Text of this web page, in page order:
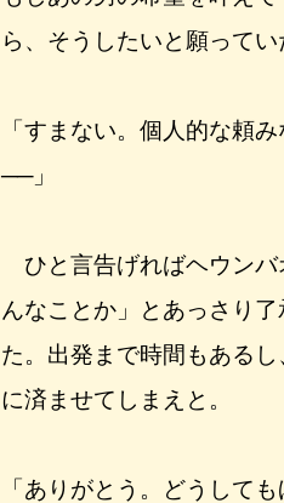
ら、そうしたいと願って
「すまない。個人的な頼
──」
ひと言告げればヘウンバ
んなことか」とあっさり
た。出発まで時間もある
に済ませてしまえと。
「ありがとう。どうして